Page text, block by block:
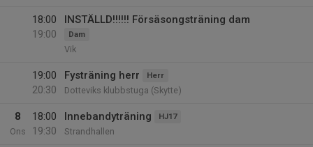
18:00
19:00
INSTÄLLD!!!!!! Försäsongsträning dam
Dam
Vik
19:00
20:30
Fysträning herr Herr
Dotteviks klubbstuga (Skytte)
8
Ons
18:00
19:30
Innebandyträning HJ17
Strandhallen